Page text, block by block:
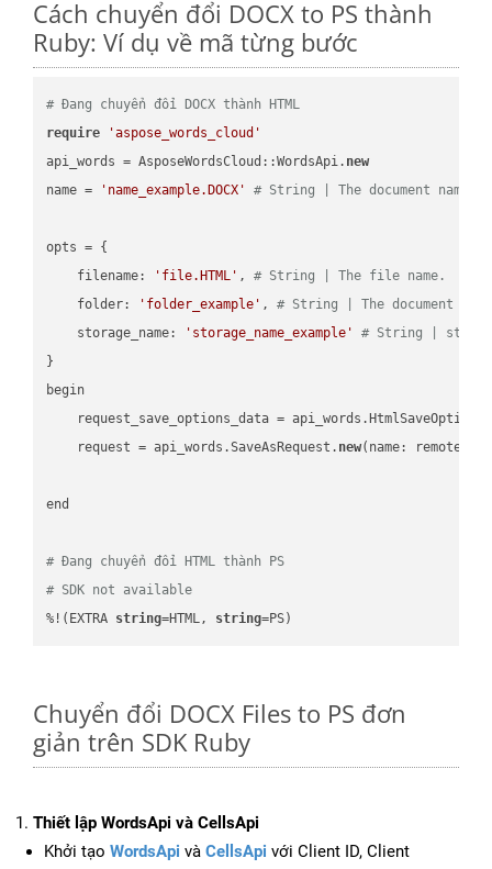
Cách chuyển đổi DOCX to PS thành
Ruby: Ví dụ về mã từng bước
# Đang chuyển đổi DOCX thành HTML
require
'aspose_words_cloud'
api_words = AsposeWordsCloud::WordsApi. new
name =
'name_example.DOCX' # String | The document name.
opts = {
    filename:
'file.HTML' , # String | The file name.
    folder:
'folder_example' , # String | The document
    storage_name:
'storage_name_example'
# String |
}
begin
request_save_options_data =
    request = api_words.SaveAsRequest.
new(name:
end
# Đang chuyển đổi HTML thành PS
# SDK not available
%!(EXTRA string=HTML, string=PS)
Chuyển đổi DOCX Files to PS đơn
giản trên SDK Ruby
Thiết lập WordsApi và CellsApi
Khởi tạo WordsApi và CellsApi với Client ID, Client